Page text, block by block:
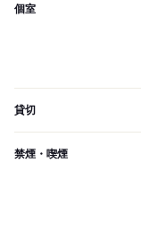
個室
貸切
禁煙・喫煙